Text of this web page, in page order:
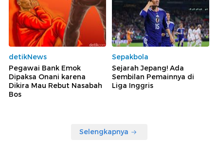
detikNews
Pegawai Bank Emok
Dipaksa Onani karena
Dikira Mau Rebut Nasabah
Bos
Sepakbola
Sejarah Jepang! Ada
Sembilan Pemainnya di
Liga Inggris
Selengkapnya